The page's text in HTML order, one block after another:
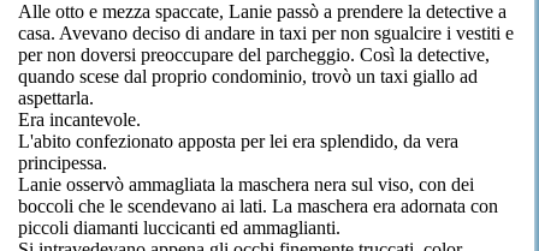
Alle otto e mezza spaccate, Lanie passò a prendere la detective a
casa. Avevano deciso di andare in taxi per non sgualcire i vestiti e
per non doversi preoccupare del parcheggio. Così la detective,
quando scese dal proprio condominio, trovò un taxi giallo ad
aspettarla.
Era incantevole.
L'abito confezionato apposta per lei era splendido, da vera
principessa.
Lanie osservò ammagliata la maschera nera sul viso, con dei
boccoli che le scendevano ai lati. La maschera era adornata con
piccoli diamanti luccicanti ed ammaglianti.